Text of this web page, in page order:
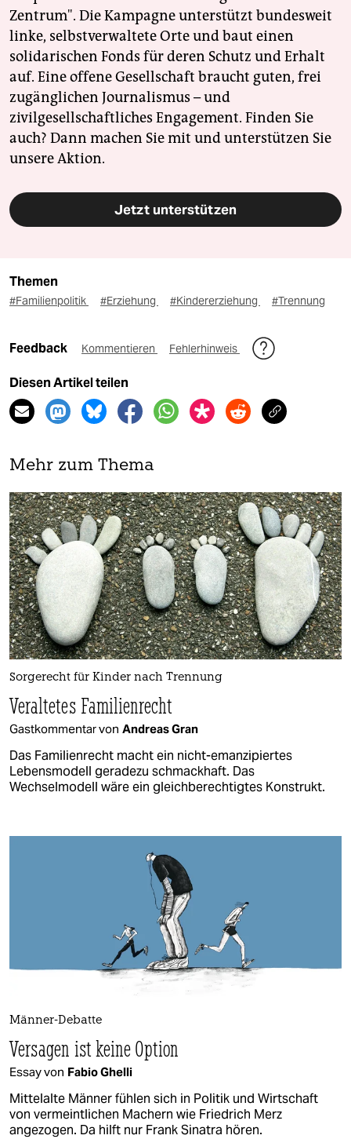
Zentrum". Die Kampagne unterstützt bundesweit
linke, selbstverwaltete Orte und baut einen
solidarischen Fonds für deren Schutz und Erhalt
auf. Eine offene Gesellschaft braucht guten, frei
zugänglichen Journalismus – und
zivilgesellschaftliches Engagement. Finden Sie
auch? Dann machen Sie mit und unterstützen Sie
unsere Aktion.
Jetzt unterstützen
Themen
#Familienpolitik #Erziehung #Kindererziehung #Trennung
Feedback Kommentieren Fehlerhinweis
Diesen Artikel teilen
Mehr zum Thema
Sorgerecht für Kinder nach Trennung
Veraltetes Familienrecht
Gastkommentar von Andreas Gran
Das Familienrecht macht ein nicht-emanzipiertes
Lebensmodell geradezu schmackhaft. Das
Wechselmodell wäre ein gleichberechtigtes Konstrukt.
Männer-Debatte
Versagen ist keine Option
Essay von Fabio Ghelli
Mittelalte Männer fühlen sich in Politik und Wirtschaft
von vermeintlichen Machern wie Friedrich Merz
angezogen. Da hilft nur Frank Sinatra hören.